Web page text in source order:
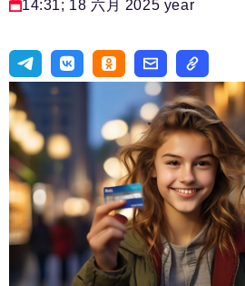
旅游业
进口替代
国防工业
专家
编辑部的电话号码:+7 495 727-01-67
编辑电子邮件:
新闻部
14:31; 18 六月 2025 year